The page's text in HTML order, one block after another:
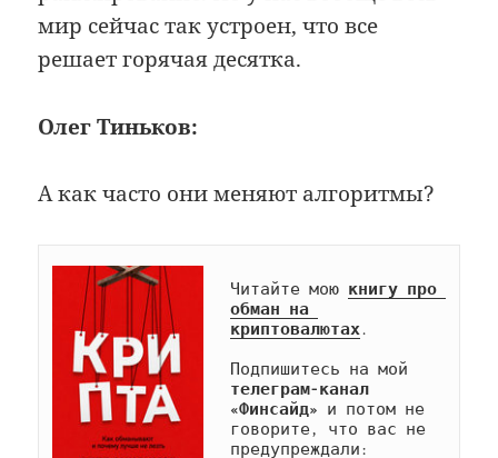
мир сейчас так устроен, что все
решает горячая десятка.
Олег Тиньков:
А как часто они меняют алгоритмы?
Читайте мою книгу про
обман на
криптовалютах .
телеграм-канал
«Финсайд» и потом не
говорите, что вас не